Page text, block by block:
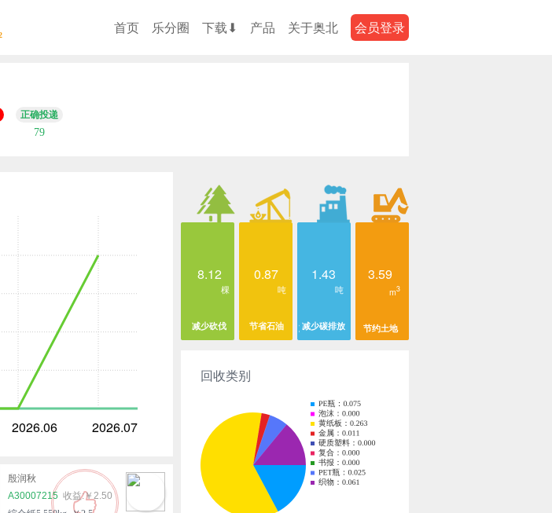
首页 乐分圈 下载⬇ 产品 关于奥北 会员登录
正确投递
79
2026.06 2026.07
殷润秋
A30007215
￥2.50
8.12
棵
减少砍伐
0.87
吨
节省石油
1.43
吨
减少碳排放
3.59
m3
节约土地
回收类别